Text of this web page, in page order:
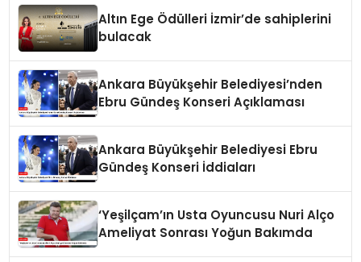
Altın Ege Ödülleri İzmir’de sahiplerini
bulacak
Ankara Büyükşehir Belediyesi’nden
Ebru Gündeş Konseri Açıklaması
Ankara Büyükşehir Belediyesi Ebru
Gündeş Konseri İddiaları
‘Yeşilçam’ın Usta Oyuncusu Nuri Alço
Ameliyat Sonrası Yoğun Bakımda